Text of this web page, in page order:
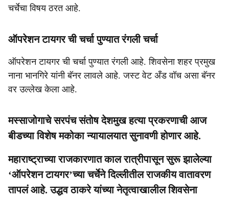
चर्चेचा विषय ठरत आहे.
ऑपरेशन टायगर ची चर्चा पुण्यात रंगली चर्चा
ऑपरेशन टायगर ची चर्चा पुण्यात रंगली आहे. शिवसेना शहर प्रमुख
नाना भानगिरे यांनी बॅनर लावले आहे. जस्ट वेट अँड वॉच असा बॅनर
वर उल्लेख केला आहे.
मस्साजोगाचे सरपंच संतोष देशमुख हत्या प्रकरणाची आज
बीडच्या विशेष मकोका न्यायालयात सुनावणी होणार आहे.
महाराष्ट्राच्या राजकारणात काल रात्रीपासून सुरू झालेल्या
‘ऑपरेशन टायगर’च्या चर्चेने दिल्लीतील राजकीय वातावरण
तापलं आहे. उद्धव ठाकरे यांच्या नेतृत्वाखालील शिवसेना